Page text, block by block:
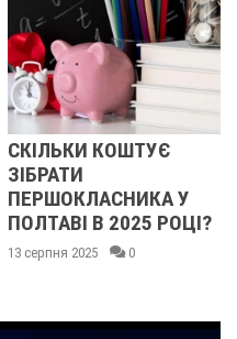
У
РОЦІ?
У
ARCTURUS